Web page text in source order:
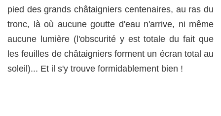
pied des grands châtaigniers centenaires, au ras du
tronc, là où aucune goutte d'eau n'arrive, ni même
aucune lumière (l'obscurité y est totale du fait que
les feuilles de châtaigniers forment un écran total au
soleil)... Et il s'y trouve formidablement bien !